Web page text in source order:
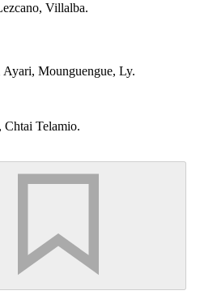
Villalba.
Mounguengue, Ly.
Telamio.